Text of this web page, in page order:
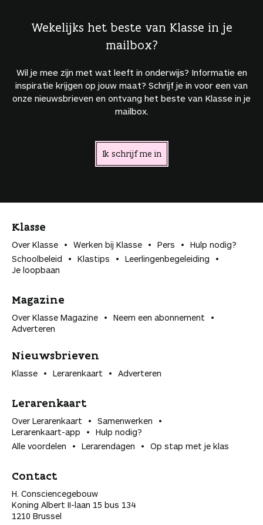
Wekelijks het beste van Klasse in je
mailbox?
Wil je mee zijn met wat leeft in onderwijs? Informatie en
inspiratie krijgen op jouw maat? Schrijf je in voor een van
onze nieuwsbrieven en ontvang het beste van Klasse in je
mailbox.
Ik schrijf me in
Klasse
Over Klasse Werken bij Klasse Pers
Hulp nodig?
Schoolbeleid
Klastips
Leerlingen­begeleiding
Je loopbaan
Magazine
Over Klasse Magazine
Neem een abonnement
Adverteren
Nieuwsbrieven
Klasse Lerarenkaart Adverteren
Lerarenkaart
Over Lerarenkaart
Samenwerken
Lerarenkaart-app
Hulp nodig?
Alle voordelen
Lerarendagen Op stap met je klas
Contact
H. Consciencegebouw
Koning Albert II-laan 15 bus 134
1210 Brussel